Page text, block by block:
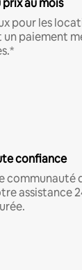
pour les
paiement
confiance
communauté
assistance